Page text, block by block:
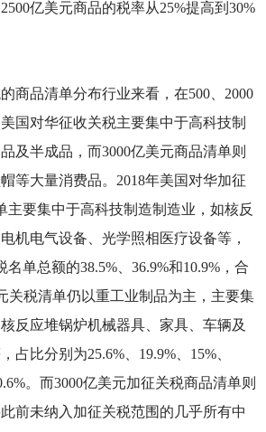
亿美元商品的税率从25%提高到30%
商品清单分布行业来看，在500、2000
国对华征收关税主要集中于高科技制
及半成品，而3000亿美元商品清单则
等大量消费品。2018年美国对华加征
主要集中于高科技制造制造业，如核反
机电气设备、光学照相医疗设备等，
单总额的38.5%、36.9%和10.9%，合
关税清单仍以重工业制品为主，主要集
反应堆锅炉机械器具、家具、车辆及
占比分别为25.6%、19.9%、15%、
。而3000亿美元加征关税商品清单则
前未纳入加征关税范围的几乎所有中